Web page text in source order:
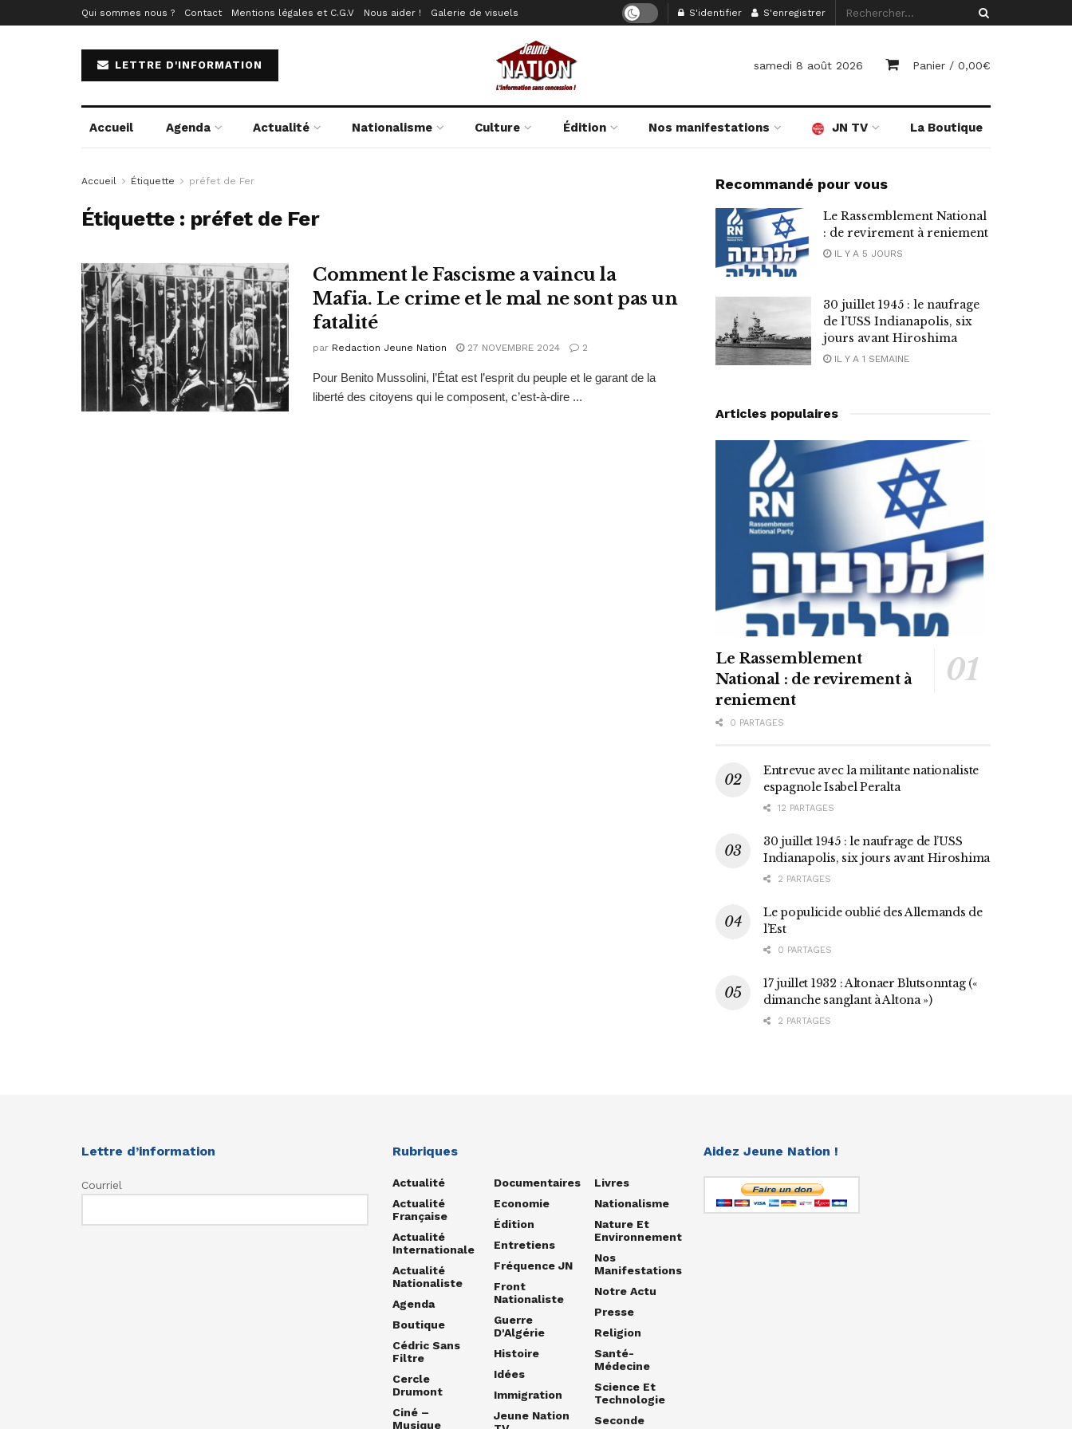
Qui sommes nous ? Contact Mentions légales et C.G.V Nous aider ! Galerie de visuels S'identifier S'enregistrer
LETTRE D'INFORMATION samedi 8 août 2026 Panier / 0,00€
Accueil Agenda Actualité Nationalisme Culture Édition Nos manifestations JN TV La Boutique
Accueil Étiquette préfet de Fer
Étiquette : préfet de Fer
Comment le Fascisme a vaincu la
Mafia. Le crime et le mal ne sont pas un
fatalité
par Redaction Jeune Nation 27 NOVEMBRE 2024 2
Pour Benito Mussolini, l’État est l’esprit du peuple et le garant de la
liberté des citoyens qui le composent, c’est-à-dire ...
Recommandé pour vous
Le Rassemblement National
: de revirement à reniement
IL Y A 5 JOURS
30 juillet 1945 : le naufrage
de l’USS Indianapolis, six
jours avant Hiroshima
IL Y A 1 SEMAINE
Articles populaires
Le Rassemblement
National : de revirement à
reniement
0 PARTAGES
Entrevue avec la militante nationaliste
espagnole Isabel Peralta
12 PARTAGES
30 juillet 1945 : le naufrage de l’USS
Indianapolis, six jours avant Hiroshima
2 PARTAGES
Le populicide oublié des Allemands de
l’Est
0 PARTAGES
17 juillet 1932 : Altonaer Blutsonntag («
dimanche sanglant à Altona »)
2 PARTAGES
Lettre d’information
Courriel
Rubriques
Actualité
Actualité
Française
Actualité
Internationale
Actualité
Nationaliste
Agenda
Boutique
Cédric Sans
Filtre
Cercle
Drumont
Ciné –
Musique
Documentaires
Economie
Édition
Entretiens
Fréquence JN
Front
Nationaliste
Guerre
D'Algérie
Histoire
Idées
Immigration
Jeune Nation
Livres
Nationalisme
Nature Et
Environnement
Nos
Manifestations
Notre Actu
Presse
Religion
Santé-
Médecine
Science Et
Technologie
Seconde
Aidez Jeune Nation !